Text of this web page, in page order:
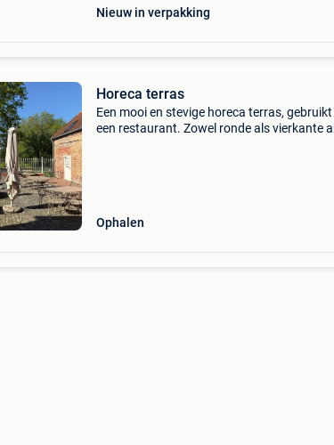
Nieuw in verpakking
Horeca terras
Een mooi en stevige horeca terras,
een restaurant. Zowel ronde als vierkante
Ophalen